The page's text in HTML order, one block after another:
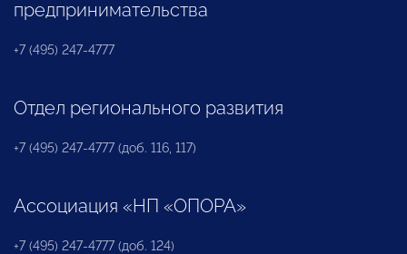
предпринимательства
+7 (495) 247-4777
Отдел регионального развития
+7 (495) 247-4777 (доб. 116, 117)
Ассоциация «НП «ОПОРА»
+7 (495) 247-4777 (доб. 124)